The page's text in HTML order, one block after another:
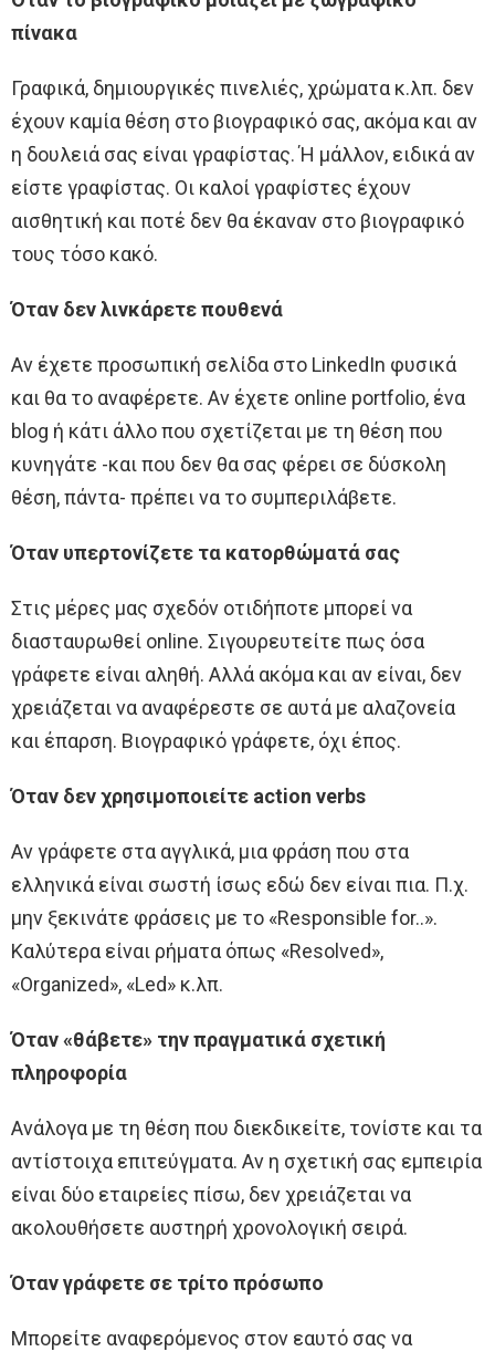
πίνακα
Γραφικά, δημιουργικές πινελιές, χρώματα κ.λπ. δεν
έχουν καμία θέση στο βιογραφικό σας, ακόμα και αν
η δουλειά σας είναι γραφίστας. Ή μάλλον, ειδικά αν
είστε γραφίστας. Οι καλοί γραφίστες έχουν
αισθητική και ποτέ δεν θα έκαναν στο βιογραφικό
τους τόσο κακό.
Όταν δεν λινκάρετε πουθενά
Αν έχετε προσωπική σελίδα στο LinkedIn φυσικά
και θα το αναφέρετε. Αν έχετε online portfolio, ένα
blog ή κάτι άλλο που σχετίζεται με τη θέση που
κυνηγάτε -και που δεν θα σας φέρει σε δύσκολη
θέση, πάντα- πρέπει να το συμπεριλάβετε.
Όταν υπερτονίζετε τα κατορθώματά σας
Στις μέρες μας σχεδόν οτιδήποτε μπορεί να
διασταυρωθεί online. Σιγουρευτείτε πως όσα
γράφετε είναι αληθή. Αλλά ακόμα και αν είναι, δεν
χρειάζεται να αναφέρεστε σε αυτά με αλαζονεία
και έπαρση. Βιογραφικό γράφετε, όχι έπος.
Όταν δεν χρησιμοποιείτε action verbs
Αν γράφετε στα αγγλικά, μια φράση που στα
ελληνικά είναι σωστή ίσως εδώ δεν είναι πια. Π.χ.
μην ξεκινάτε φράσεις με το «Responsible for..».
Καλύτερα είναι ρήματα όπως «Resolved»,
«Organized», «Led» κ.λπ.
Όταν «θάβετε» την πραγματικά σχετική
πληροφορία
Ανάλογα με τη θέση που διεκδικείτε, τονίστε και τα
αντίστοιχα επιτεύγματα. Αν η σχετική σας εμπειρία
είναι δύο εταιρείες πίσω, δεν χρειάζεται να
ακολουθήσετε αυστηρή χρονολογική σειρά.
Όταν γράφετε σε τρίτο πρόσωπο
Μπορείτε αναφερόμενος στον εαυτό σας να